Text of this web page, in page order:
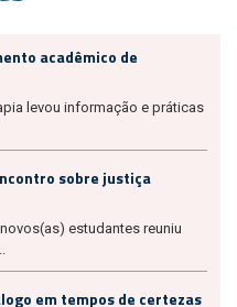
acadêmico de
levou informação e práticas
sobre justiça
estudantes reuniu
em tempos de certezas